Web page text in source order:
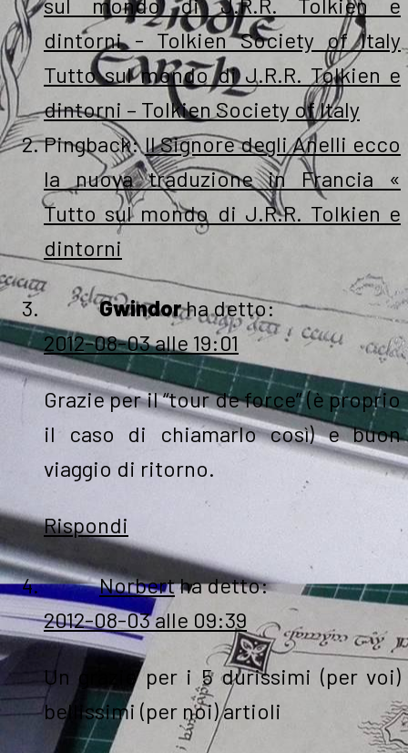
sul mondo di J.R.R. Tolkien e
dintorni - Tolkien Society of Italy
Tutto sul mondo di J.R.R. Tolkien e
dintorni – Tolkien Society of Italy
Pingback:Il Signore degli Anelli ecco
la nuova traduzione in Francia «
Tutto sul mondo di J.R.R. Tolkien e
dintorni
Gwindorha detto:
2012-08-03 alle 19:01
Grazie per il “tour de force” (è proprio
il caso di chiamarlo così) e buon
viaggio di ritorno.
Rispondi
Norbertha detto:
2012-08-03 alle 09:39
Un grazie per i 5 durissimi (per voi)
bellissimi (per noi) artioli